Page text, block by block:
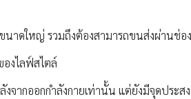
าดใหญ่ รวมถึงต้องสามารถขนส่งผ่านช่อ
องไลฟ์สไตล์
ากออกกำลังกายเท่านั้น แต่ยังมีจุดประ